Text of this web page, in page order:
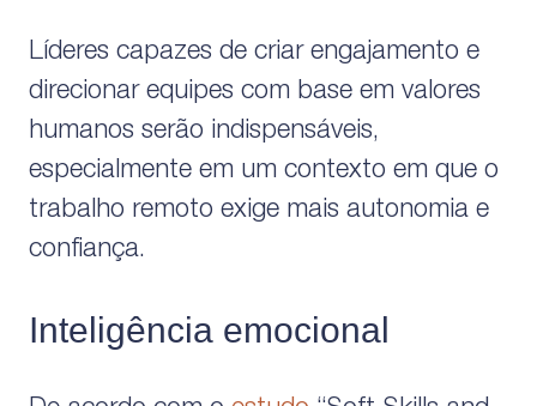
Líderes capazes de criar engajamento e
direcionar equipes com base em valores
humanos serão indispensáveis,
especialmente em um contexto em que o
trabalho remoto exige mais autonomia e
confiança.
Inteligência emocional